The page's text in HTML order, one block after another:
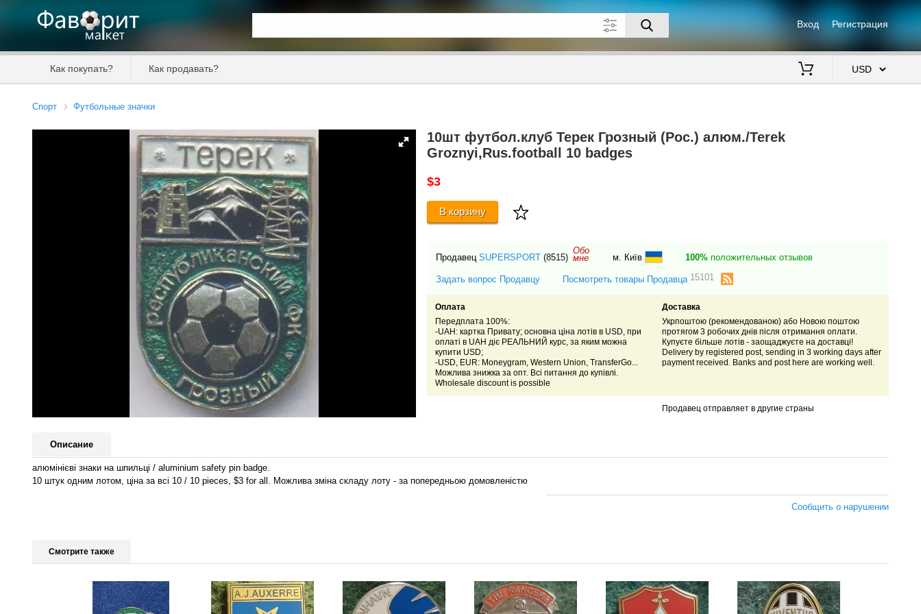
Вход Регистрация
Как покупать? Как продавать?
Спорт Футбольные значки
10шт футбол.клуб Терек Грозный (Рос.) алюм./Terek
Groznyi,Rus.football 10 badges
$3
В корзину
Продавец SUPERSPORT (8515)
Обо
мне м. Київ 100%положительных отзывов
Задать вопрос Продавцу Посмотреть товары Продавца 15101
Оплата
Передплата 100%:
-UAH: картка Привату; основна ціна лотів в USD, при
оплаті в UAH діє РЕАЛЬНИЙ курс, за яким можна
купити USD;
-USD, EUR: Moneygram, Western Union, TransferGo...
Можлива знижка за опт. Всі питання до купівлі.
Wholesale discount is possible
Доставка
Укрпоштою (рекомендованою) або Новою поштою
протягом 3 робочих днів після отримання оплати.
Купуєте більше лотів - заощаджуєте на доставці!
Delivery by registered post, sending in 3 working days after
payment received. Banks and post here are working well.
Продавец отправляет в другие страны
Описание
алюмінієві знаки на шпильці / aluminium safety pin badge.
10 штук одним лотом, ціна за всі 10 / 10 pieces, $3 for all. Можлива зміна складу лоту - за попередньою домовленістю
Сообщить о нарушении
Смотрите также